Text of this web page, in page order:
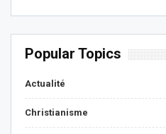
Popular Topics
Actualité
Christianisme